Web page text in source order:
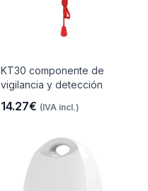
KT30 componente de
vigilancia y detección
14.27€ (IVA incl.)